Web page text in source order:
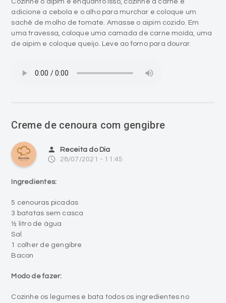
Cozinhe o aipim e enquanto isso, cozinhe a carne e
adicione a cebola e o alho para murchar e coloque um
sachê de molho de tomate. Amasse o aipim cozido. Em
uma travessa, coloque uma camada de carne moída, uma
de aipim e coloque queijo. Leve ao forno para dourar.
Creme de cenoura com gengibre
person Receita do Dia
access_time 28/07/2021 - 11:45
Ingredientes:
5 cenouras picadas
3 batatas sem casca
½ litro de água
Sal
1 colher de gengibre
Bacon
Modo de fazer:
Cozinhe os legumes e bata todos os ingredientes no